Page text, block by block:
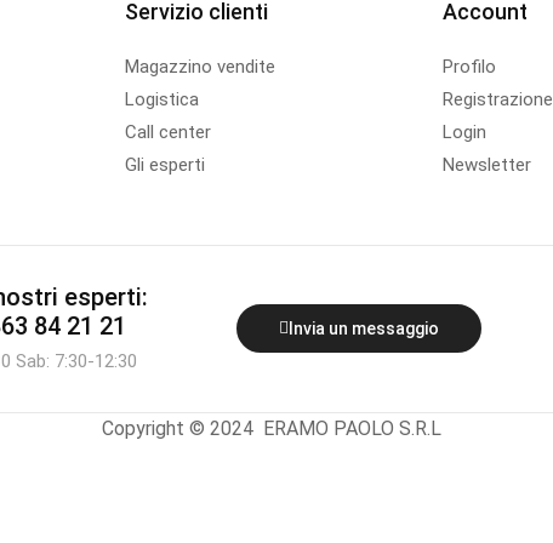
Servizio clienti
Magazzino vendite
Logistica
Call center
Gli esperti
Account
Profilo
Registrazione
Login
Newsletter
esperti:
84 21 21
Sab: 7:30-12:30
Invia un messaggio
Copyright © 2024 ERAMO PAOLO S.R.L